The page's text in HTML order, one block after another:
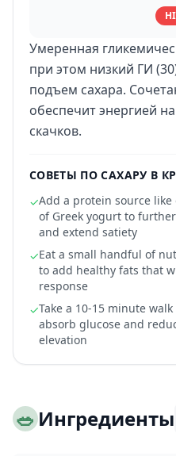
Умеренная
при этом низкий ГИ
подъем сахара.
обеспечит энергией
скачков.
СОВЕТЫ ПО САХАРУ В
✓Add a protein source
of Greek yogurt to
and extend satiety
✓Eat a small handful of
to add healthy fats that
response
✓Take a 10-15 minute
absorb glucose and
elevation
🥗Ингредиенты